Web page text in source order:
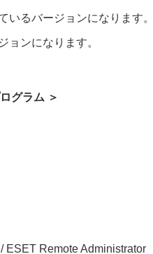
いるバージョンになります
ョンになります。
グラム ＞
ESET Remote Administrator